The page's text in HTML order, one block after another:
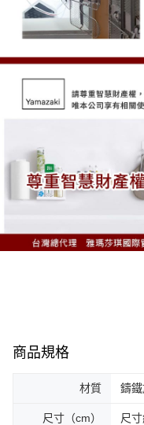
商品規格
材質 鑄
尺寸（cm） 尺